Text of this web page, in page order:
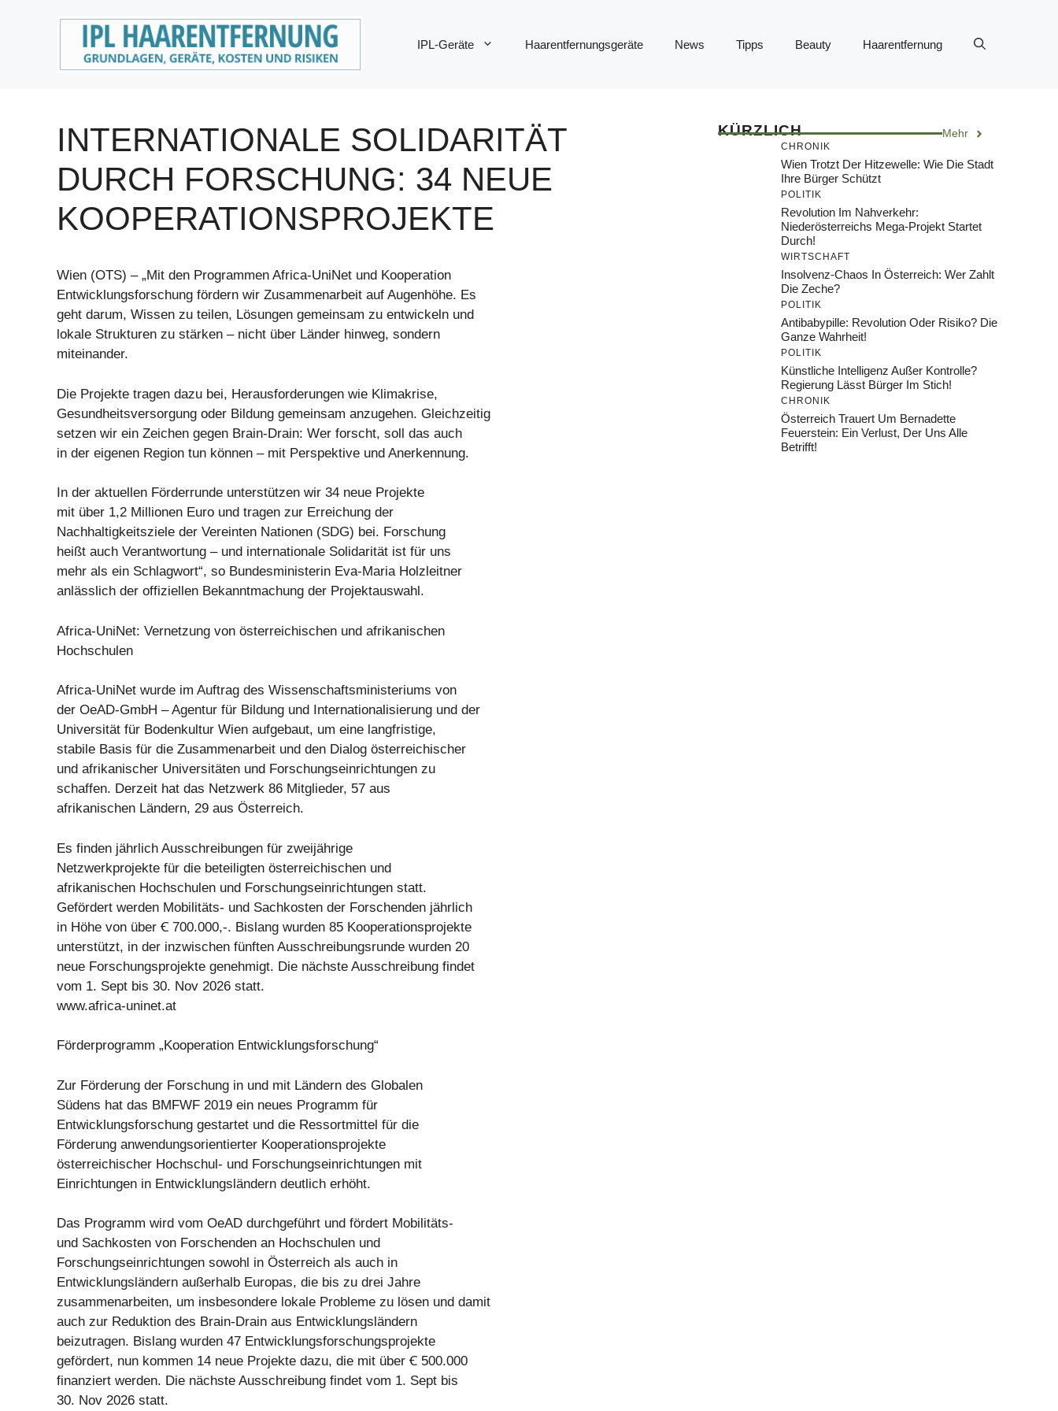
IPL-Geräte Haarentfernungsgeräte News Tipps Beauty Haarentfernung
INTERNATIONALE SOLIDARITÄT
DURCH FORSCHUNG: 34 NEUE
KOOPERATIONSPROJEKTE
Wien (OTS) – „Mit den Programmen Africa-UniNet und Kooperation
Entwicklungsforschung fördern wir Zusammenarbeit auf Augenhöhe. Es
geht darum, Wissen zu teilen, Lösungen gemeinsam zu entwickeln und
lokale Strukturen zu stärken – nicht über Länder hinweg, sondern
miteinander.
Die Projekte tragen dazu bei, Herausforderungen wie Klimakrise,
Gesundheitsversorgung oder Bildung gemeinsam anzugehen. Gleichzeitig
setzen wir ein Zeichen gegen Brain-Drain: Wer forscht, soll das auch
in der eigenen Region tun können – mit Perspektive und Anerkennung.
In der aktuellen Förderrunde unterstützen wir 34 neue Projekte
mit über 1,2 Millionen Euro und tragen zur Erreichung der
Nachhaltigkeitsziele der Vereinten Nationen (SDG) bei. Forschung
heißt auch Verantwortung – und internationale Solidarität ist für uns
mehr als ein Schlagwort“, so Bundesministerin Eva-Maria Holzleitner
anlässlich der offiziellen Bekanntmachung der Projektauswahl.
Africa-UniNet: Vernetzung von österreichischen und afrikanischen
Hochschulen
Africa-UniNet wurde im Auftrag des Wissenschaftsministeriums von
der OeAD-GmbH – Agentur für Bildung und Internationalisierung und der
Universität für Bodenkultur Wien aufgebaut, um eine langfristige,
stabile Basis für die Zusammenarbeit und den Dialog österreichischer
und afrikanischer Universitäten und Forschungseinrichtungen zu
schaffen. Derzeit hat das Netzwerk 86 Mitglieder, 57 aus
afrikanischen Ländern, 29 aus Österreich.
Es finden jährlich Ausschreibungen für zweijährige
Netzwerkprojekte für die beteiligten österreichischen und
afrikanischen Hochschulen und Forschungseinrichtungen statt.
Gefördert werden Mobilitäts- und Sachkosten der Forschenden jährlich
in Höhe von über Ꞓ 700.000,-. Bislang wurden 85 Kooperationsprojekte
unterstützt, in der inzwischen fünften Ausschreibungsrunde wurden 20
neue Forschungsprojekte genehmigt. Die nächste Ausschreibung findet
vom 1. Sept bis 30. Nov 2026 statt.
www.africa-uninet.at
Förderprogramm „Kooperation Entwicklungsforschung“
Zur Förderung der Forschung in und mit Ländern des Globalen
Südens hat das BMFWF 2019 ein neues Programm für
Entwicklungsforschung gestartet und die Ressortmittel für die
Förderung anwendungsorientierter Kooperationsprojekte
österreichischer Hochschul- und Forschungseinrichtungen mit
Einrichtungen in Entwicklungsländern deutlich erhöht.
Das Programm wird vom OeAD durchgeführt und fördert Mobilitäts-
und Sachkosten von Forschenden an Hochschulen und
Forschungseinrichtungen sowohl in Österreich als auch in
Entwicklungsländern außerhalb Europas, die bis zu drei Jahre
zusammenarbeiten, um insbesondere lokale Probleme zu lösen und damit
auch zur Reduktion des Brain-Drain aus Entwicklungsländern
beizutragen. Bislang wurden 47 Entwicklungsforschungsprojekte
gefördert, nun kommen 14 neue Projekte dazu, die mit über Ꞓ 500.000
finanziert werden. Die nächste Ausschreibung findet vom 1. Sept bis
30. Nov 2026 statt.
KÜRZLICH Mehr
CHRONIK
Wien Trotzt Der Hitzewelle: Wie Die Stadt
Ihre Bürger Schützt
POLITIK
Revolution Im Nahverkehr:
Niederösterreichs Mega-Projekt Startet
Durch!
WIRTSCHAFT
Insolvenz-Chaos In Österreich: Wer Zahlt
Die Zeche?
POLITIK
Antibabypille: Revolution Oder Risiko? Die
Ganze Wahrheit!
POLITIK
Künstliche Intelligenz Außer Kontrolle?
Regierung Lässt Bürger Im Stich!
CHRONIK
Österreich Trauert Um Bernadette
Feuerstein: Ein Verlust, Der Uns Alle
Betrifft!